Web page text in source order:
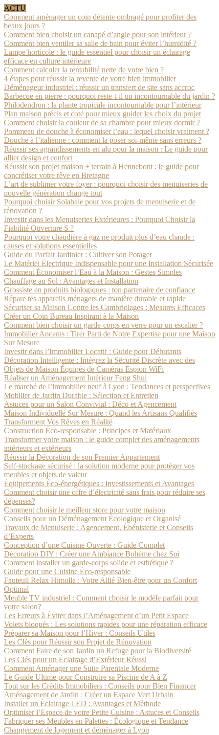
ACTU
Comment aménager un coin détente ombragé pour profiter des
beaux jours ?
Comment bien choisir un canapé d’angle pour son intérieur ?
Comment bien ventiler sa salle de bain pour éviter l’humidité ?
Lampe horticole : le guide essentiel pour choisir un éclairage
efficace en culture intérieure
Comment calculer la rentabilité nette de votre bien ?
4 étapes pour réussir la revente de votre bien immobilier
Déménageur industriel : réussir un transfert de site sans accroc
Barbecue en pierre : pourquoi reste-t-il un incontournable du jardin ?
Philodendron : la plante tropicale incontournable pour l’intérieur
Plan maison précis et coté pour mieux guider les choix du projet
Comment choisir la couleur de sa chambre pour mieux dormir ?
Pommeau de douche à économiser l’eau : lequel choisir vraiment ?
Douche à l’italienne : comment la poser soi-même sans erreurs ?
Réussir ses agrandissements en alu pour la maison : Le guide pour
allier design et confort
Réussir son projet maison + terrain à Hennebont : le guide pour
concrétiser votre rêve en Bretagne
L’art de sublimer votre foyer : pourquoi choisir des menuiseries de
nouvelle génération change tout
Pourquoi choisir Solabaie pour vos projets de menuiserie et de
rénovation ?
Investir dans les Menuiseries Extérieures : Pourquoi Choisir la
Fiabilité Ouverture S ?
Pourquoi votre chaudière à gaz ne produit plus d’eau chaude :
causes et solutions essentielles
Guide du Parfait Jardinier : Cultiver son Potager
Le Matériel Électrique Indispensable pour une Installation Sécurisée
Comment Économiser l’Eau à la Maison : Gestes Simples
Chauffage au Sol : Avantages et Installation
Grossiste en produits biologiques : ton partenaire de confiance
Répare tes appareils ménagers de manière durable et rapide
Sécuriser sa Maison Contre les Cambriolages : Mesures Efficaces
Créer un Coin Bureau Inspirant à la Maison
Comment bien choisir un garde-corps en verre pour un escalier ?
Immobilier Ancenis : Tirer Parti de Notre Expertise pour une Maison
Sur Mesure
Investir dans l’Immobilier Locatif : Guide pour Débutants
Décoration Intelligente : Intégrez la Sécurité Discrète avec des
Objets de Maison Équipés de Caméras Espion WiFi
Réaliser un Aménagement Intérieur Feng Shui
Le marché de l’immobilier neuf à Lyon : Tendances et perspectives
Mobilier de Jardin Durable : Sélection et Entretien
Astuces pour un Salon Convivial : Déco et Agencement
Maison Individuelle Sur Mesure : Quand les Artisans Qualifiés
Transforment Vos Rêves en Réalité
Construction Éco-responsable : Principes et Matériaux
Transformer votre maison : le guide complet des aménagements
intérieurs et extérieurs
Réussir la Décoration de son Premier Appartement
Self-stockage sécurisé : la solution moderne pour protéger vos
meubles et objets de valeur
Équipements Éco-énergétiques : Investissements et Avantages
Comment choisir une offre d’électricité sans frais pour réduire ses
dépenses?
Comment choisir le meilleur store pour votre maison
Conseils pour un Déménagement Écologique et Organisé
Travaux de Menuiserie : Agencement, Ébénisterie et Conseils
d’Experts
Conception d’une Cuisine Ouverte : Guide Complet
Décoration DIY : Créer une Ambiance Bohème chez Soi
Comment installer un garde-corps solide et esthétique ?
Guide pour une Cuisine Éco-responsable
Fauteuil Relax Himolla : Votre Allié Bien-être pour un Confort
Optimal
Meuble TV industriel : Comment choisir le modèle parfait pour
votre salon?
Les Erreurs à Éviter dans l’Aménagement d’un Petit Espace
Volets bloqués : Les solutions rapides pour une réparation efficace
Préparer sa Maison pour l’Hiver : Conseils Utiles
Les Clés pour Réussir son Projet de Rénovation
Comment Faire de son Jardin un Refuge pour la Biodiversité
Les Clés pour un Éclairage d’Extérieur Réussi
Comment Aménager une Suite Parentale Moderne
Le Guide Ultime pour Construire sa Piscine de A à Z
Tout sur les Crédits Immobiliers : Conseils pour Bien Financer
Aménagement de Jardin : Créer un Espace Vert Urbain
Installer un Éclairage LED : Avantages et Méthode
Optimiser l’Espace de votre Petite Cuisine : Astuces et Conseils
Fabriquer ses Meubles en Palettes : Écologique et Tendance
Changement de logement et déménager à Lyon